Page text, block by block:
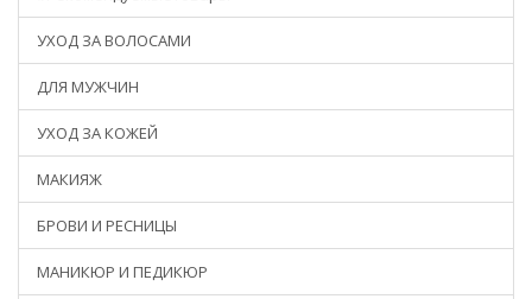
УХОД ЗА ВОЛОСАМИ
ДЛЯ МУЖЧИН
УХОД ЗА КОЖЕЙ
МАКИЯЖ
БРОВИ И РЕСНИЦЫ
МАНИКЮР И ПЕДИКЮР